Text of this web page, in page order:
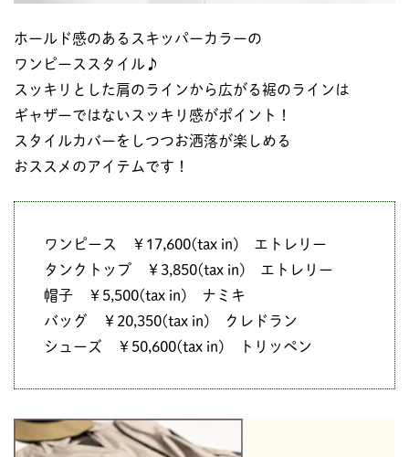
ホールド感のあるスキッパーカラーの
ワンピーススタイル♪
スッキリとした肩のラインから広がる裾のラインは
ギャザーではないスッキリ感がポイント！
スタイルカバーをしつつお洒落が楽しめる
おススメのアイテムです！
ワンピース ￥17,600(tax in) エトレリー
タンクトップ ￥3,850(tax in) エトレリー
帽子 ￥5,500(tax in) ナミキ
バッグ ￥20,350(tax in) クレドラン
シューズ ￥50,600(tax in) トリッペン